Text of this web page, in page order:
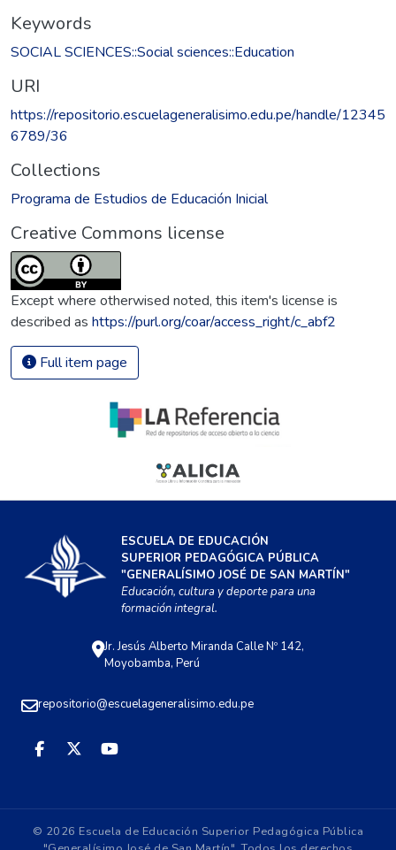
Keywords
SOCIAL SCIENCES::Social sciences::Education
URI
https://repositorio.escuelageneralisimo.edu.pe/handle/12345
6789/36
Collections
Programa de Estudios de Educación Inicial
Creative Commons license
Except where otherwised noted, this item's license is
described as https://purl.org/coar/access_right/c_abf2
Full item page
ESCUELA DE EDUCACIÓN
SUPERIOR PEDAGÓGICA PÚBLICA
"GENERALÍSIMO JOSÉ DE SAN MARTÍN"
Educación, cultura y deporte para una
formación integral.
Jr. Jesús Alberto Miranda Calle Nº 142,
Moyobamba, Perú
repositorio@escuelageneralisimo.edu.pe
© 2026 Escuela de Educación Superior Pedagógica Pública